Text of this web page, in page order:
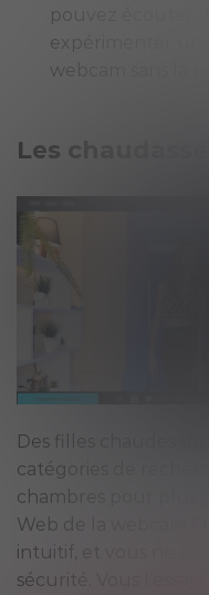
pouvez écouter
expérimenter
webcam sans la
Les
Des filles chaudes
catégories de
chambres pour plus
Web de la webcam
intuitif, et vous ne
sécurité. Vous